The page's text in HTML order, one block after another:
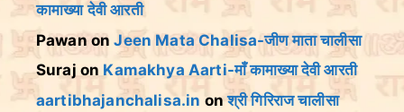
कामाख्या देवी आरती
Pawan onJeen Mata Chalisa-जीण माता चालीसा
Suraj on Kamakhya Aarti-माँ कामाख्या देवी आरती
aartibhajanchalisa.in onश्री गिरिराज चालीसा